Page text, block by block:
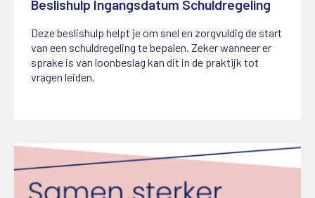
Beslishulp Ingangsdatum Schuldregeling
27 augustus 2025
Deze beslishulp helpt je om snel en zorgvuldig de start
van een schuldregeling te bepalen. Zeker wanneer er
sprake is van loonbeslag kan dit in de praktijk tot
vragen leiden.